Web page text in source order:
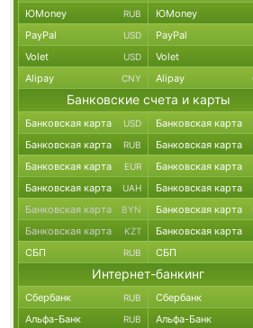
ЮMoney RUB ЮMoney
PayPal USD PayPal
Volet USD Volet
Alipay CNY Alipay
Банковские счета и карты
Банковская карта USD Банковская карта
Банковская карта RUB Банковская карта
Банковская карта EUR Банковская карта
Банковская карта UAH Банковская карта
Банковская карта BYN Банковская карта
Банковская карта KZT Банковская карта
СБП RUB СБП
Интернет-банкинг
Сбербанк RUB Сбербанк
Альфа-Банк RUB Альфа-Банк